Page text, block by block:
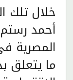
خلال تلك
أحمد
المصرية
ما يتعلق